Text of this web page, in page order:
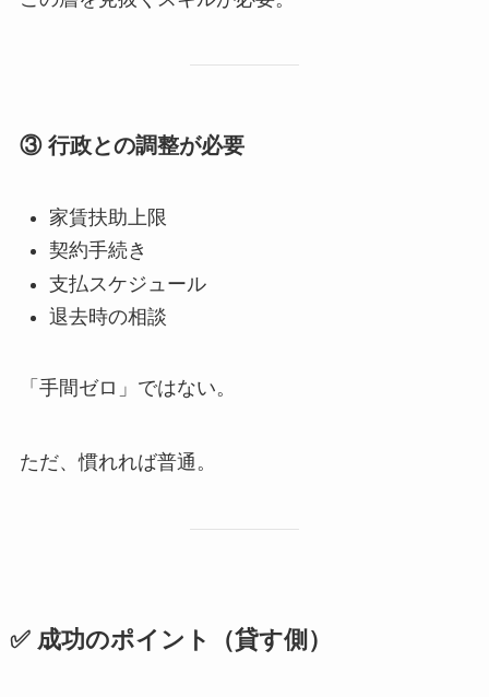
③ 行政との調整が必要
家賃扶助上限
契約手続き
支払スケジュール
退去時の相談
「手間ゼロ」ではない。
ただ、慣れれば普通。
✅ 成功のポイント（貸す側）